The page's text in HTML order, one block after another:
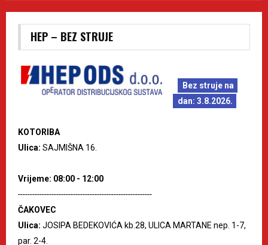
HEP – BEZ STRUJE
Bez struje na
dan: 3.8.2026.
KOTORIBA
Ulica: SAJMIŠNA 16.
Vrijeme: 08:00 - 12:00
--------------------------------------------------------
ČAKOVEC
Ulica: JOSIPA BEDEKOVIĆA kb.28, ULICA MARTANE nep. 1-7,
par. 2-4.